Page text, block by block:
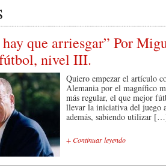
hay que arriesgar” Por
nivel III.
Quiero empezar el artículo
Alemania por el magnífico
más regular, el que mejor
llevar la iniciativa del juego
además, sabiendo utilizar
+ Continuar leyendo